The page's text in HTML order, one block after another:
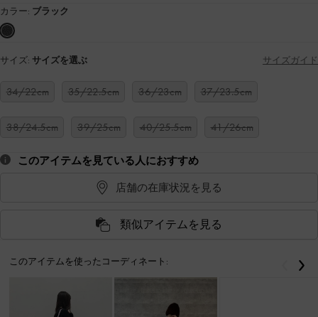
カラー: ブラック
サイズ: サイズを選ぶ サイズガイド
34/22cm 35/22.5cm 36/23cm 37/23.5cm
38/24.5cm 39/25cm 40/25.5cm 41/26cm
このアイテムを見ている人におすすめ
店舗の在庫状況を見る
類似アイテムを見る
このアイテムを使ったコーディネート: 戻る